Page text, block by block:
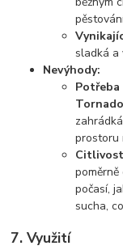
sladká a
Nevýhody:
Potřeba
Tornado
prostoru
počasí,
sucha,
7.Využití